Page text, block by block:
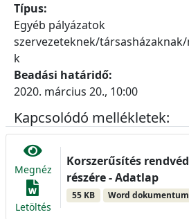
Típus:
Egyéb pályázatok
szervezeteknek/
k
Beadási határidő:
2020. március 20., 10:00
Kapcsolódó mellékletek:
Megnéz
Letöltés
Korszerűsítés
részére - Adatlap
55 KB Word dokumentum